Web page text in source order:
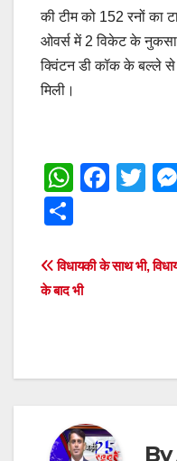
की टीम को 152 रनों का
ओवर्स में 2 विकेट के
क्विंटन डी कॉक के बल्ले से
मिली।
W
s
A
F
e
k
T
er
ar
e
Post
navigation
विधायकी के साथ भी,
के बाद भी
By